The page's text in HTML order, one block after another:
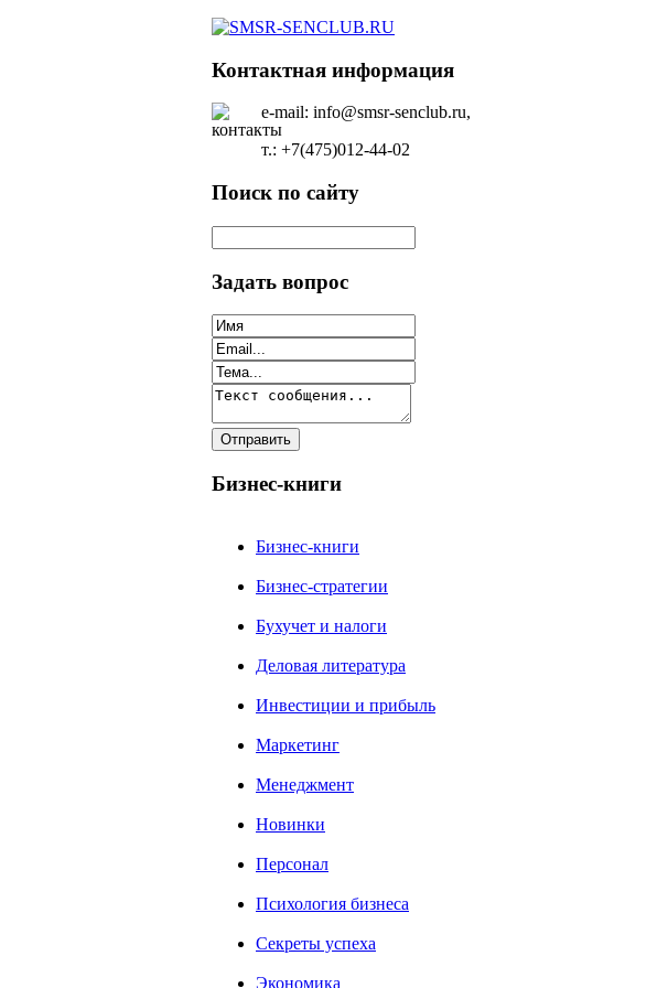
Контактная информация
e-mail: info@smsr-senclub.ru,
т.: +7(475)012-44-02
Поиск по сайту
Задать вопрос
Бизнес-книги
Бизнес-книги
Бизнес-стратегии
Бухучет и налоги
Деловая литература
Инвестиции и прибыль
Маркетинг
Менеджмент
Новинки
Персонал
Психология бизнеса
Секреты успеха
Экономика